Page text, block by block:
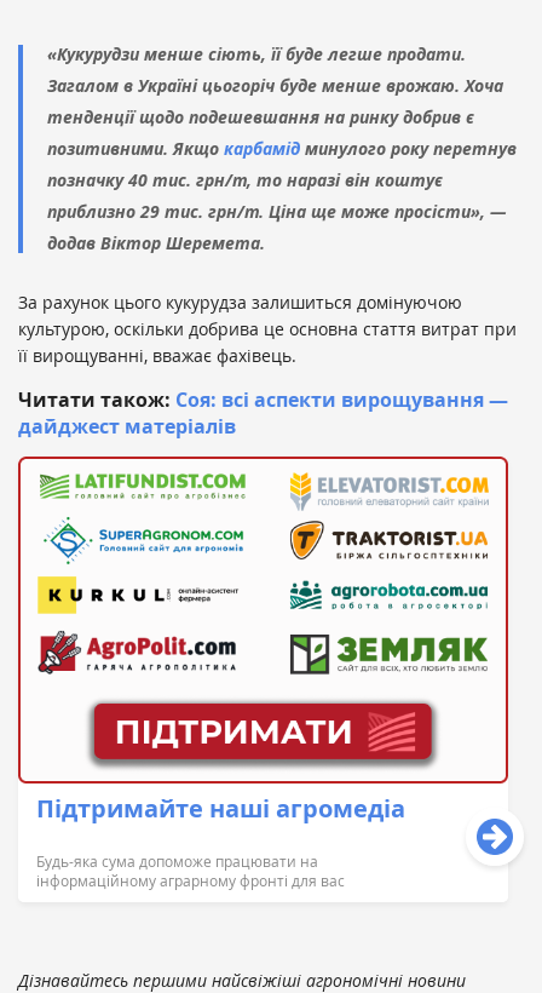
«Кукурудзи менше сіють, її буде легше продати.
Загалом в Україні цьогоріч буде менше врожаю. Хоча
тенденції щодо подешевшання на ринку добрив є
позитивними. Якщо карбамід минулого року перетнув
позначку 40 тис. грн/т, то наразі він коштує
приблизно 29 тис. грн/т. Ціна ще може просісти», —
додав Віктор Шеремета.
За рахунок цього кукурудза залишиться домінуючою
культурою, оскільки добрива це основна стаття витрат при
її вирощуванні, вважає фахівець.
Читати також: Соя: всі аспекти вирощування —
дайджест матеріалів
Підтримайте наші агромедіа
Будь-яка сума допоможе працювати на
інформаційному аграрному фронті для вас
Дізнавайтесь першими найсвіжіші агрономічні новини